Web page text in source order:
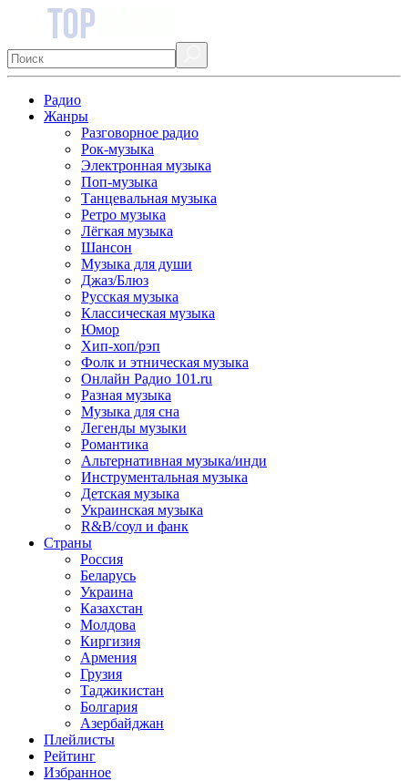
Радио
Жанры
Разговорное радио
Рок-музыка
Электронная музыка
Поп-музыка
Танцевальная музыка
Ретро музыка
Лёгкая музыка
Шансон
Музыка для души
Джаз/Блюз
Русская музыка
Классическая музыка
Юмор
Хип-хоп/рэп
Фолк и этническая музыка
Онлайн Радио 101.ru
Разная музыка
Музыка для сна
Легенды музыки
Романтика
Альтернативная музыка/инди
Инструментальная музыка
Детская музыка
Украинская музыка
R&B/cоул и фанк
Страны
Россия
Беларусь
Украина
Казахстан
Молдова
Киргизия
Армения
Грузия
Таджикистан
Болгария
Азербайджан
Плейлисты
Рейтинг
Избранное